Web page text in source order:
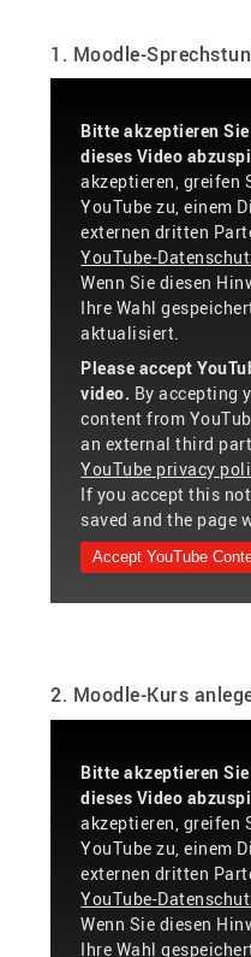
1. Moodle-
Bitte akzeptieren
dieses Video
akzeptieren, greifen
YouTube zu, einem
externen dritten
YouTube-
Wenn Sie diesen
Ihre Wahl
aktualisiert.
Please accept
video. By accepting
content from
an external third
YouTube privacy
If you accept this
saved and the page
Accept YouTube
2. Moodle-Kurs
Bitte akzeptieren
dieses Video
akzeptieren, greifen
YouTube zu, einem
externen dritten
YouTube-
Wenn Sie diesen
Ihre Wahl